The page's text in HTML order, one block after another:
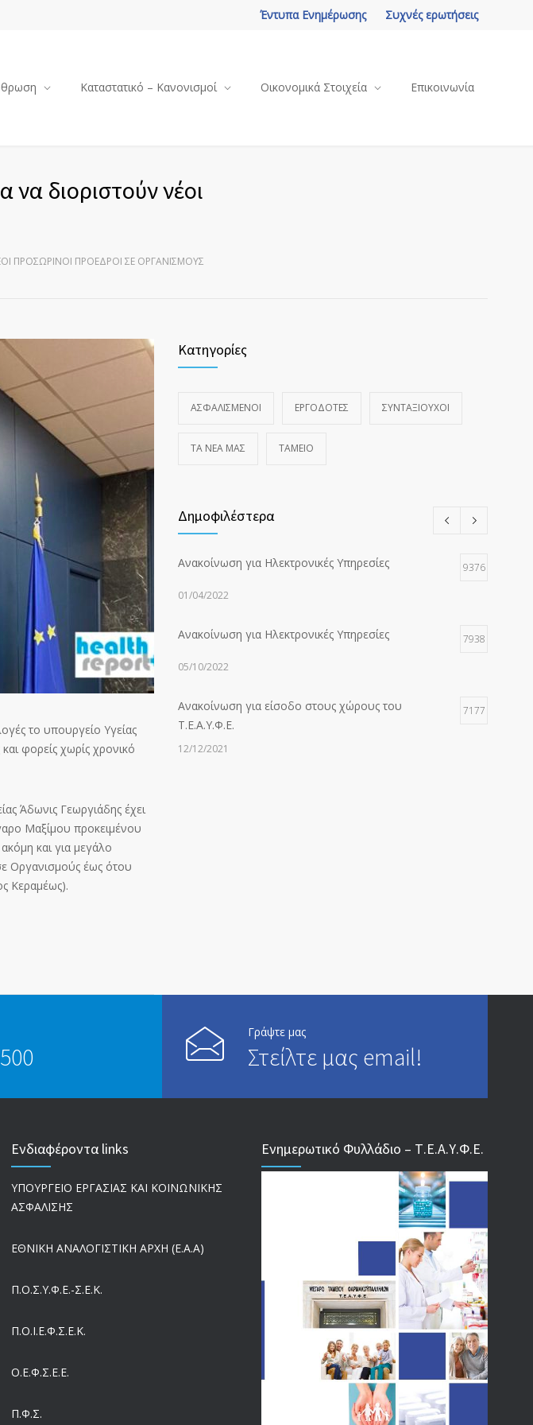
Συχνές ερωτήσεις
Έντυπα Ενημέρωσης
Καταστατικό – Κανονισμοί Οικονομικά Στοιχεία Επικοινωνία
να διοριστούν νέοι
ΠΡΟΣΩΡΙΝΟΊ ΠΡΌΕΔΡΟΙ ΣΕ ΟΡΓΑΝΙΣΜΟΎΣ
το υπουργείο Υγείας
φορείς χωρίς χρονικό
Άδωνις Γεωργιάδης έχει
Μαξίμου προκειμένου
και για μεγάλο
Οργανισμούς έως ότου
Κεραμέως).
Κατηγορίες
ΑΣΦΑΛΙΣΜΕΝΟΙ ΕΡΓΟΔΟΤΕΣ ΣΥΝΤΑΞΙΟΥΧΟΙ
ΤΑ ΝΈΑ ΜΑΣ ΤΑΜΕΙΟ
Δημοφιλέστερα
Ανακοίνωση για Ηλεκτρονικές Υπηρεσίες 9376
01/04/2022
Ανακοίνωση για Ηλεκτρονικές Υπηρεσίες 7938
05/10/2022
Ανακοίνωση για είσοδο στους χώρους του
Τ.Ε.Α.Υ.Φ.Ε.
7177
12/12/2021
23/04/2019
20/12/2019
Αναπηρικές συντάξεις: Έρχεται νέα απόφαση από το
υπουργείο Εργασίας -Τι είπε η Δ. Μιχαηλίδου για τις
3770
Γράψτε μας
Στείλτε μας email!
Ενδιαφέροντα links
ΥΠΟΥΡΓΕΙΟ ΕΡΓΑΣΙΑΣ ΚΑΙ ΚΟΙΝΩΝΙΚΗΣ
ΑΣΦΑΛΙΣΗΣ
ΕΘΝΙΚΗ ΑΝΑΛΟΓΙΣΤΙΚΗ ΑΡΧΗ (Ε.Α.Α)
Π.Ο.Σ.Υ.Φ.Ε.-Σ.Ε.Κ.
Π.O.I.Ε.Φ.Σ.Ε.Κ.
Ο.Ε.Φ.Σ.Ε.Ε.
Π.Φ.Σ.
Ενημερωτικό Φυλλάδιο – Τ.Ε.Α.Υ.Φ.Ε.